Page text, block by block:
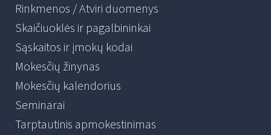
Rinkmenos / Atviri duomenys
Skaičiuoklės ir pagalbininkai
Sąskaitos ir įmokų kodai
Mokesčių žinynas
Mokesčių kalendorius
Seminarai
Tarptautinis apmokestinimas